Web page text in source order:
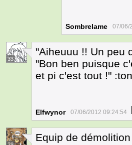
Sombrelame 07/06/
33
"Aiheuuu !! Un peu
"Bon ben puisque
et pi c'est tout !"
Elfwynor 07/06/2012 09:24:54
Equip de